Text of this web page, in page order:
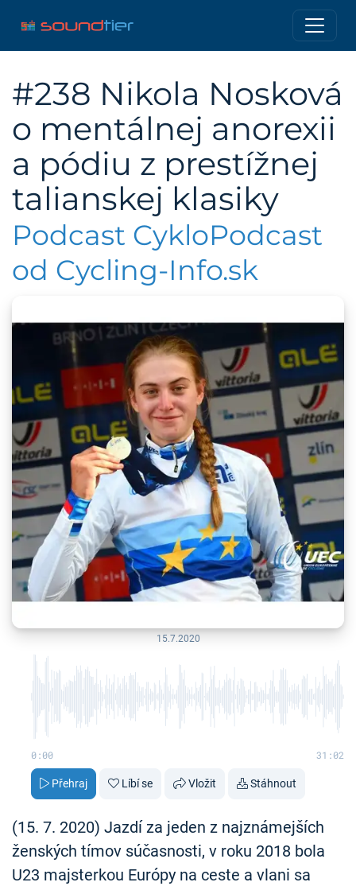
#238 Nikola Nosková
o mentálnej anorexii
a pódiu z prestížnej
talianskej klasiky
Podcast CykloPodcast
od Cycling-Info.sk
15.7.2020
0:00 31:02
Přehraj Líbí se Vložit Stáhnout
(15. 7. 2020) Jazdí za jeden z najznámejších
ženských tímov súčasnosti, v roku 2018 bola
U23 majsterkou Európy na ceste a vlani sa